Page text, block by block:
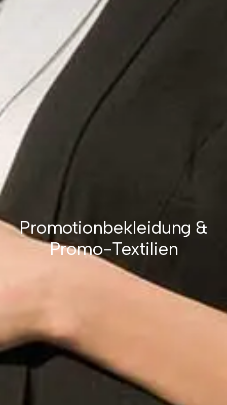
Promotionbekleidung &
Promo-Textilien